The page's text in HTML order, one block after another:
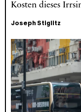
Kosten dieses
Joseph Stiglitz